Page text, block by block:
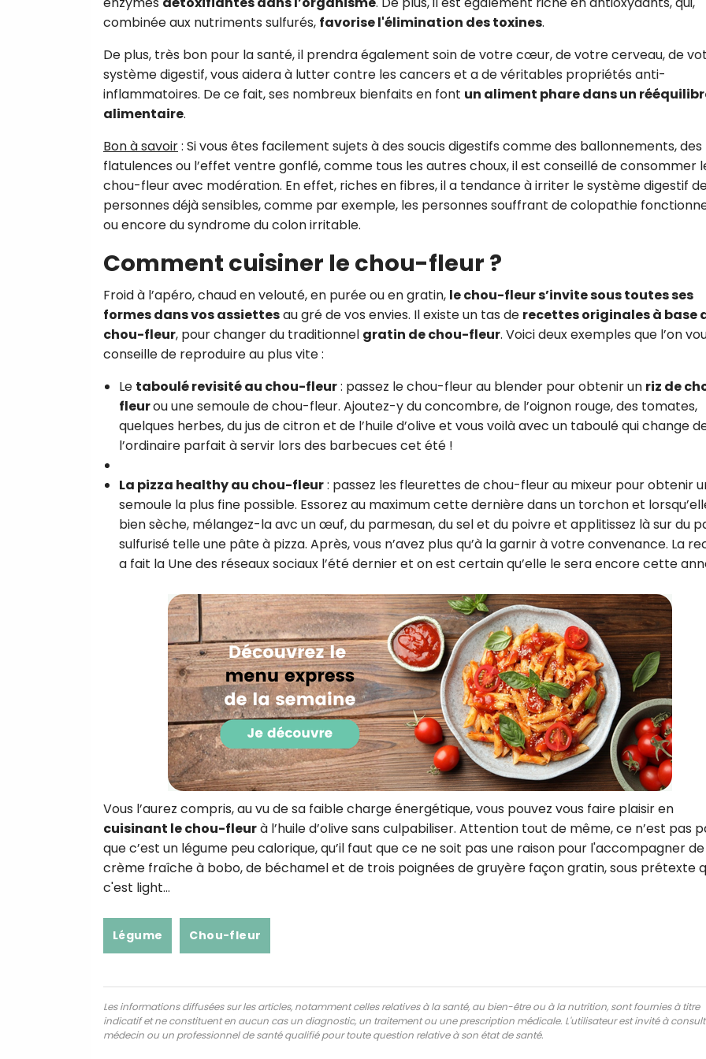
combinée aux nutriments sulfurés, favorise l'élimination des toxines.
De plus, très bon pour la santé, il prendra également soin de votre cœur, de votre cerveau, de
système digestif, vous aidera à lutter contre les cancers et a de véritables propriétés anti-
inflammatoires. De ce fait, ses nombreux bienfaits en font un aliment phare dans un
alimentaire.
Bon à savoir: Si vous êtes facilement sujets à des soucis digestifs comme des ballonnements, des
flatulences ou l’effet ventre gonflé, comme tous les autres choux, il est conseillé de consommer
chou-fleur avec modération. En effet, riches en fibres, il a tendance à irriter le système digestif
personnes déjà sensibles, comme par exemple, les personnes souffrant de colopathie
ou encore du syndrome du colon irritable.
Comment cuisiner le chou-fleur ?
Froid à l’apéro, chaud en velouté, en purée ou en gratin, le chou-fleur s’invite sous toutes ses
formes dans vos assiettesau gré de vos envies. Il existe un tas de recettes originales à base
chou-fleur, pour changer du traditionnel gratin de chou-fleur. Voici deux exemples que l’on
conseille de reproduire au plus vite :
Le taboulé revisité au chou-fleur: passez le chou-fleur au blender pour obtenir un riz de
fleurou une semoule de chou-fleur. Ajoutez-y du concombre, de l’oignon rouge, des tomates,
quelques herbes, du jus de citron et de l’huile d’olive et vous voilà avec un taboulé qui change
l’ordinaire parfait à servir lors des barbecues cet été !
La pizza healthy au chou-fleur: passez les fleurettes de chou-fleur au mixeur pour obtenir
semoule la plus fine possible. Essorez au maximum cette dernière dans un torchon et
bien sèche, mélangez-la avc un œuf, du parmesan, du sel et du poivre et applitissez là sur du
sulfurisé telle une pâte à pizza. Après, vous n’avez plus qu’à la garnir à votre convenance. La
a fait la Une des réseaux sociaux l’été dernier et on est certain qu’elle le sera encore cette
Vous l’aurez compris, au vu de sa faible charge énergétique, vous pouvez vous faire plaisir en
cuisinant le chou-fleurà l’huile d’olive sans culpabiliser. Attention tout de même, ce n’est pas
que c’est un légume peu calorique, qu’il faut que ce ne soit pas une raison pour l'accompagner de
crème fraîche à bobo, de béchamel et de trois poignées de gruyère façon gratin, sous prétexte
c'est light…
Légume Chou-fleur
Les informations diffusées sur les articles, notamment celles relatives à la santé, au bien-être ou à la nutrition, sont fournies à titre
indicatif et ne constituent en aucun cas un diagnostic, un traitement ou une prescription médicale. L'utilisateur est invité à
médecin ou un professionnel de santé qualifié pour toute question relative à son état de santé.